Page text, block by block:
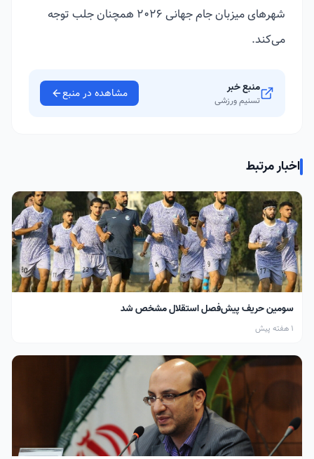
شهرهای میزبان جام جهانی 2026 همچنان جلب توجه
می‌کند.
منبع خبر
تسنیم ورزشی مشاهده در منبع
اخبار مرتبط
سومین حریف پیش‌فصل استقلال مشخص شد
1 هفته پیش